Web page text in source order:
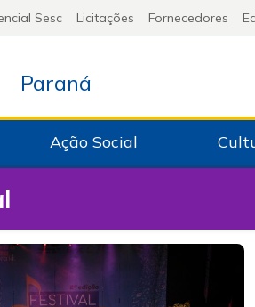
Sesc Licitações Fornecedores
Paraná
Ação Social